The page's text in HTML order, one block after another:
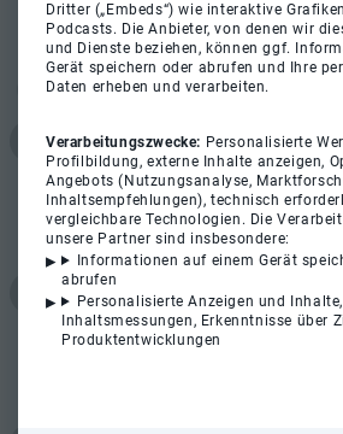
Dritter („Embeds“) wie interaktive
Podcasts. Die Anbieter, von denen wir
und Dienste beziehen, können ggf.
Gerät speichern oder abrufen und Ihre
Daten erheben und verarbeiten.
Verarbeitungszwecke: Personalisierte
Profilbildung, externe Inhalte anzeigen,
Angebots (Nutzungsanalyse,
Inhaltsempfehlungen), technisch
vergleichbare Technologien. Die
unsere Partner sind insbesondere:
Informationen auf einem Gerät
abrufen
Personalisierte Anzeigen und
Inhaltsmessungen, Erkenntnisse über
Produktentwicklungen